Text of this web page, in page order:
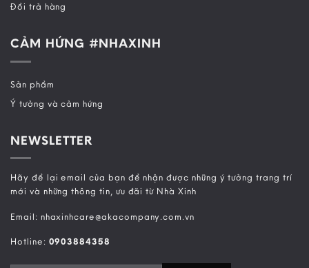
Đổi trả hàng
CẢM HỨNG #NHAXINH
Sản phẩm
Ý tưởng và cảm hứng
NEWSLETTER
Hãy để lại email của bạn để nhận được những ý tưởng trang trí
mới và những thông tin, ưu đãi từ Nhà Xinh
Email: nhaxinhcare@akacompany.com.vn
Hotline: 0903884358